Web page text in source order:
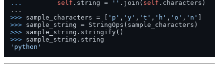
...
self .string = '' .join( self .characters)
>>> sample_characters = [ 'p' , 'y' , 't' , 'h' , 'o' , 'n'
>>>
>>>
>>>
'python'